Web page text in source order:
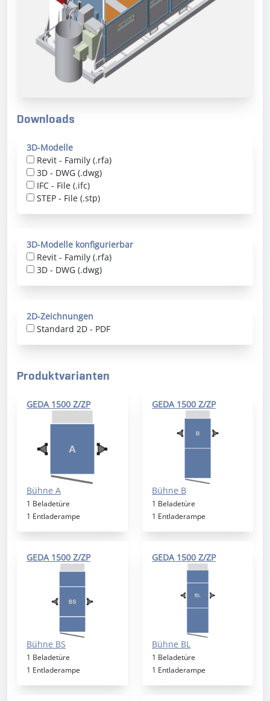
Downloads
3D-Modelle
Revit - Family (.rfa)
3D - DWG (.dwg)
IFC - File (.ifc)
STEP - File (.stp)
3D-Modelle konfigurierbar
Revit - Family (.rfa)
3D - DWG (.dwg)
2D-Zeichnungen
Standard 2D - PDF
Produktvarianten
GEDA 1500 Z/ZP
Bühne A
1 Beladetüre
1 Entladerampe
GEDA 1500 Z/ZP
Bühne B
1 Beladetüre
1 Entladerampe
GEDA 1500 Z/ZP
Bühne BS
1 Beladetüre
1 Entladerampe
GEDA 1500 Z/ZP
Bühne BL
1 Beladetüre
1 Entladerampe